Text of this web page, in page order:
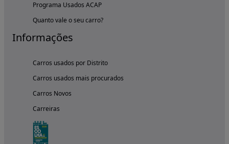
Programa Usados ACAP
Quanto vale o seu carro?
Informações
Carros usados por Distrito
Carros usados mais procurados
Carros Novos
Carreiras